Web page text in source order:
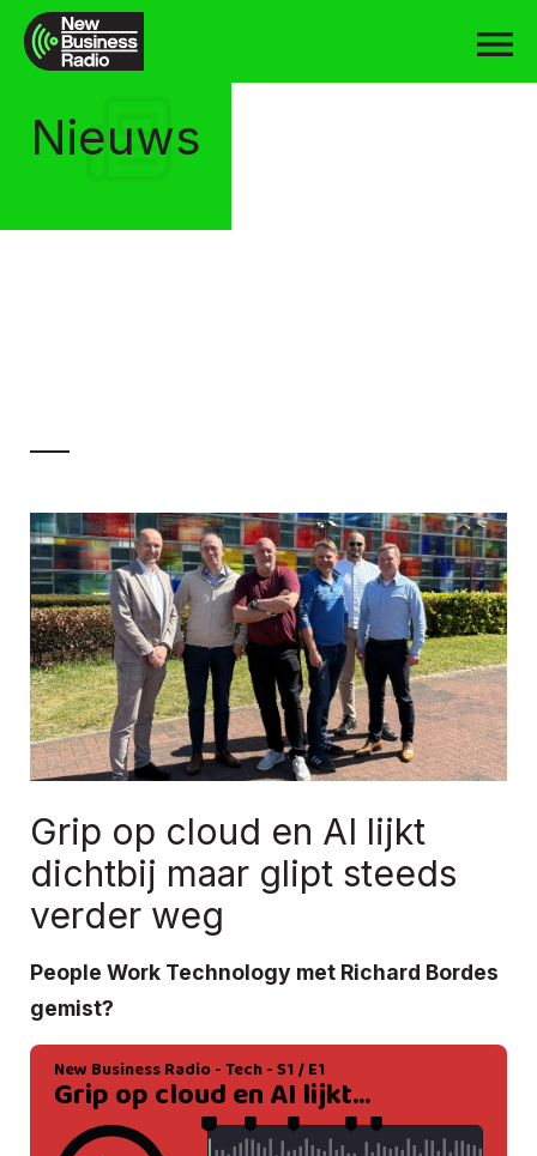
Nieuws
Grip op cloud en AI lijkt
dichtbij maar glipt steeds
verder weg
People Work Technology met Richard Bordes
gemist?